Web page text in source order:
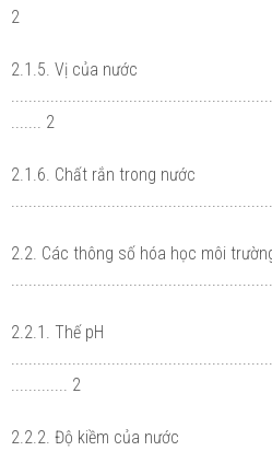
2
2.1.5. Vị của nước
....... 2
2.1.6. Chất rắn trong nước
2.2. Các thông số hóa học môi
2.2.1. Thế pH
............. 2
2.2.2. Độ kiềm của nước